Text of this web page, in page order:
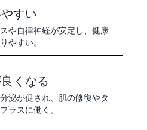
すい
や自律神経が安定し、健康
やすい。
くなる
泌が促され、肌の修復やタ
ラスに働く。